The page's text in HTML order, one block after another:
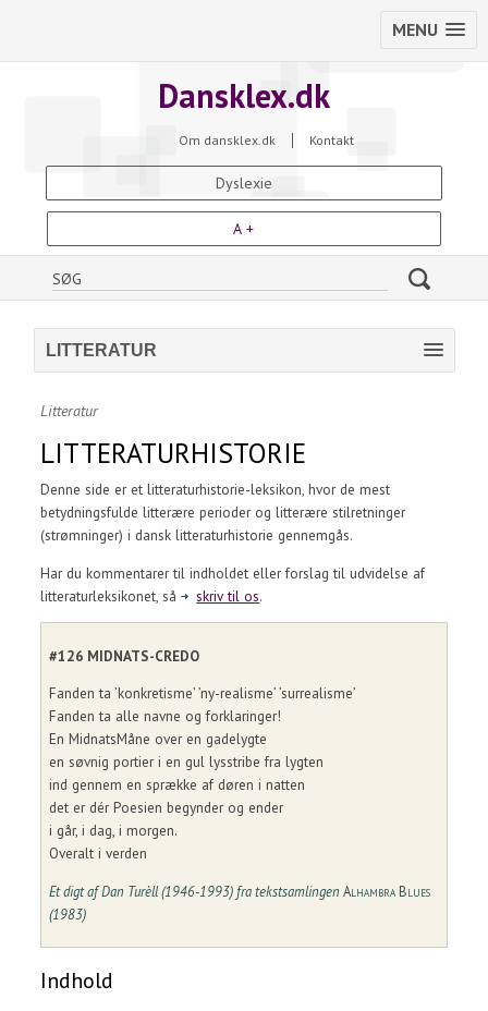
MENU
Dansklex.dk
Om dansklex.dk Kontakt
Dyslexie
A +
LITTERATUR
Litteratur
LITTERATURHISTORIE
Denne side er et litteraturhistorie-leksikon, hvor de mest
betydningsfulde litterære perioder og litterære stilretninger
(strømninger) i dansk litteraturhistorie gennemgås.
Har du kommentarer til indholdet eller forslag til udvidelse af
litteraturleksikonet, så
skriv til os.
#126 MIDNATS-CREDO
Fanden ta ’konkretisme’ ’ny-realisme’ ’surrealisme’
Fanden ta alle navne og forklaringer!
En MidnatsMåne over en gadelygte
en søvnig portier i en gul lysstribe fra lygten
ind gennem en sprække af døren i natten
det er dér Poesien begynder og ender
i går, i dag, i morgen.
Overalt i verden
Et digt af Dan Turèll (1946-1993) fra tekstsamlingenAlhambra Blues
(1983)
Indhold